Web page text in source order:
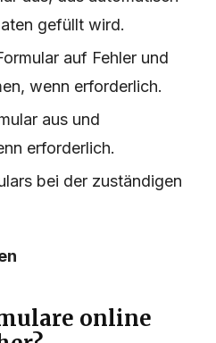
gefüllt wird.
auf Fehler und
wenn erforderlich.
aus und
erforderlich.
bei der zuständigen
online